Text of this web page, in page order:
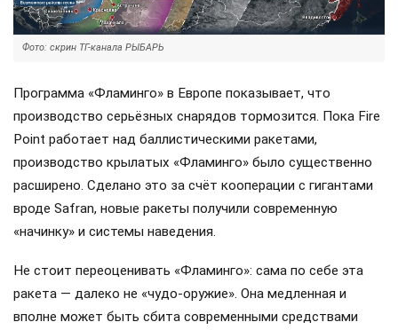
Фото: скрин ТГ-канала РЫБАРЬ
Программа «Фламинго» в Европе показывает, что
производство серьёзных снарядов тормозится. Пока Fire
Point работает над баллистическими ракетами,
производство крылатых «Фламинго» было существенно
расширено. Сделано это за счёт кооперации с гигантами
вроде Safran, новые ракеты получили современную
«начинку» и системы наведения.
Не стоит переоценивать «Фламинго»: сама по себе эта
ракета — далеко не «чудо-оружие». Она медленная и
вполне может быть сбита современными средствами